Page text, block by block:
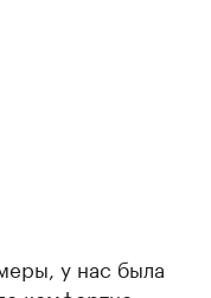
у нас была